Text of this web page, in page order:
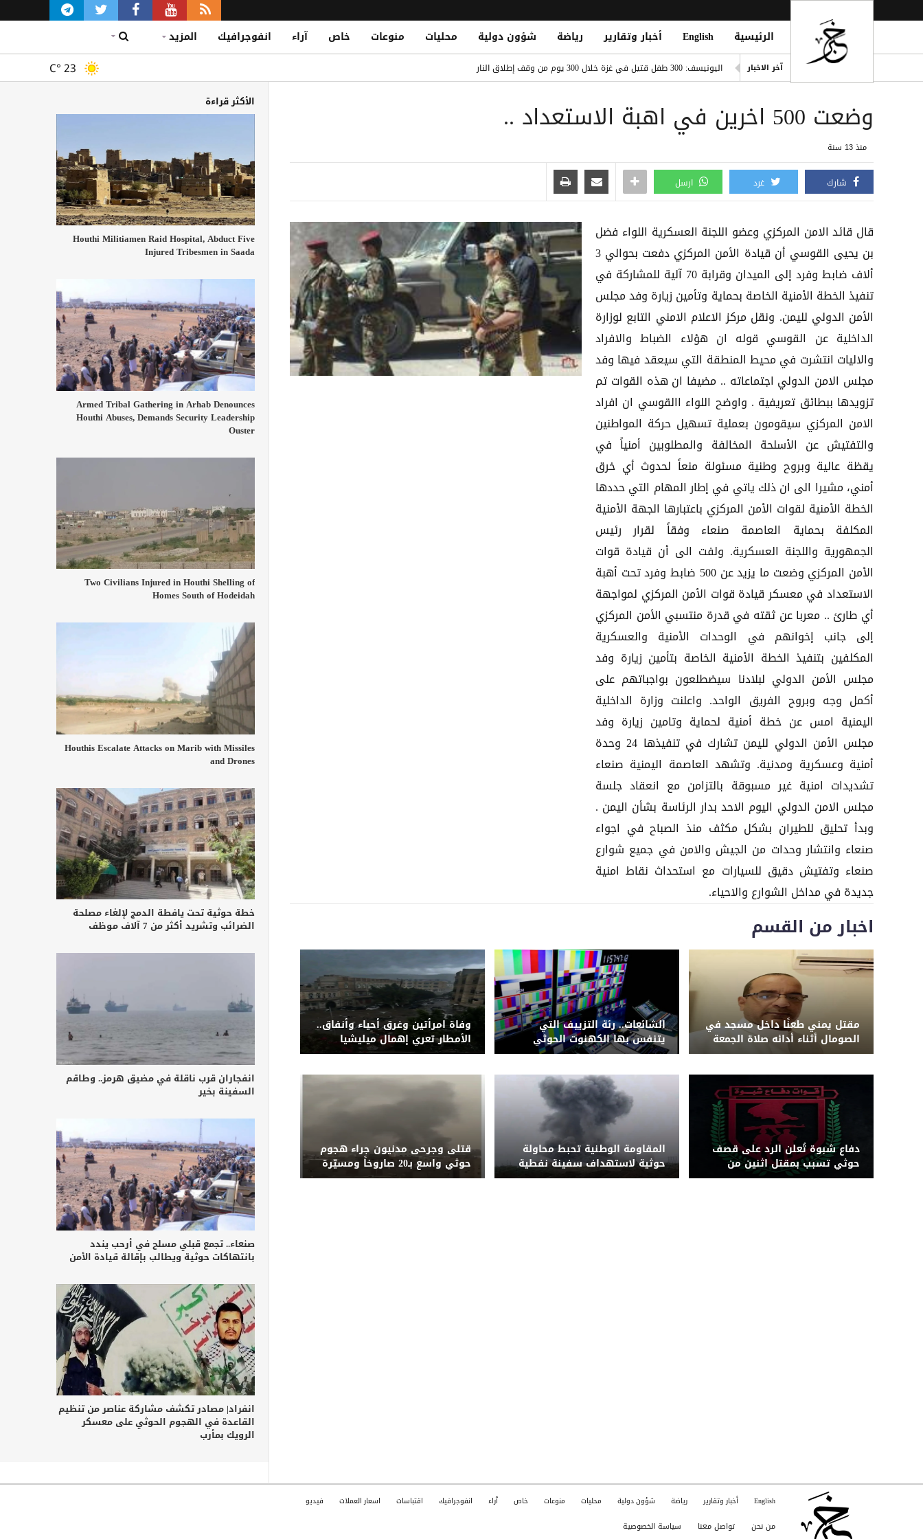
الرئيسية English أخبار وتقارير رياضة شؤون دولية محليات منوعات خاص آراء انفوجرافيك المزيد
آخر الاخبار
اليونيسف: 300 طفل قتيل في غزة خلال 300 يوم من وقف إطلاق النار
Yemeni National Fatally Stabbed in Somali Mosque During Friday Prayers
Cloudflare تطلق Kitesurf: متصفح خفيف للوكلاء الأذكياء
C° 23
وضعت 500 اخرين في اهبة الاستعداد ..
منذ 13 سنة
شارك غرد ارسل
قال قائد الامن المركزي وعضو اللجنة العسكرية اللواء فضل
بن يحيى القوسي أن قيادة الأمن المركزي دفعت بحوالي 3
ألاف ضابط وفرد إلى الميدان وقرابة 70 آلية للمشاركة في
تنفيذ الخطة الأمنية الخاصة بحماية وتأمين زيارة وفد مجلس
الأمن الدولي لليمن. ونقل مركز الاعلام الامني التابع لوزارة
الداخلية عن القوسي قوله ان هؤلاء الضباط والافراد
والاليات انتشرت في محيط المنطقة التي سيعقد فيها وفد
مجلس الامن الدولي اجتماعاته .. مضيفا ان هذه القوات تم
تزويدها ببطائق تعريفية . واوضح اللواء االقوسي ان افراد
الامن المركزي سيقومون بعملية تسهيل حركة المواطنين
والتفتيش عن الأسلحة المخالفة والمطلوبين أمنياً في
يقظة عالية وبروح وطنية مسئولة منعاً لحدوث أي خرق
أمني، مشيرا الى ان ذلك ياتي في إطار المهام التي حددها
الخطة الأمنية لقوات الأمن المركزي باعتبارها الجهة الأمنية
المكلفة بحماية العاصمة صنعاء وفقاً لقرار رئيس
الجمهورية واللجنة العسكرية. ولفت الى أن قيادة قوات
الأمن المركزي وضعت ما يزيد عن 500 ضابط وفرد تحت أهبة
الاستعداد في معسكر قيادة قوات الأمن المركزي لمواجهة
أي طارئ .. معربا عن ثقته في قدرة منتسبي الأمن المركزي
إلى جانب إخوانهم في الوحدات الأمنية والعسكرية
المكلفين بتنفيذ الخطة الأمنية الخاصة بتأمين زيارة وفد
مجلس الأمن الدولي لبلادنا سيضطلعون بواجباتهم على
أكمل وجه وبروح الفريق الواحد. واعلنت وزارة الداخلية
اليمنية امس عن خطة أمنية لحماية وتامين زيارة وفد
مجلس الأمن الدولي لليمن تشارك في تنفيذها 24 وحدة
أمنية وعسكرية ومدنية. وتشهد العاصمة اليمنية صنعاء
تشديدات امنية غير مسبوقة بالتزامن مع انعقاد جلسة
مجلس الامن الدولي اليوم الاحد بدار الرئاسة بشأن اليمن .
وبدأ تحليق للطيران بشكل مكثف منذ الصباح في اجواء
صنعاء وانتشار وحدات من الجيش والامن في جميع شوارع
صنعاء وتفتيش دقيق للسيارات مع استحداث نقاط امنية
جديدة في مداخل الشوارع والاحياء.
اخبار من القسم
مقتل يمني طعنًا داخل مسجد في
الصومال أثناء أدائه صلاة الجمعة
الشائعات.. رئة التزييف التي
يتنفس بها الكهنوت الحوثي
وفاة امرأتين وغرق أحياء وأنفاق..
الأمطار تعري إهمال ميليشيا
الحوثي لشبكة التصريف بصنعاء
دفاع شبوة تُعلن الرد على قصف
حوثي تسبب بمقتل اثنين من
قواتها بجبهة حريب
المقاومة الوطنية تحبط محاولة
حوثية لاستهداف سفينة نفطية
بزورق مفخخ قبالة المخا
قتلى وجرحى مدنيون جراء هجوم
حوثي واسع بـ20 صاروخاً ومسيّرة
على مأرب وشبوة
الأكثر قراءة
Houthi Militiamen Raid Hospital, Abduct Five
Injured Tribesmen in Saada
Armed Tribal Gathering in Arhab Denounces
Houthi Abuses, Demands Security Leadership
Ouster
Two Civilians Injured in Houthi Shelling of
Homes South of Hodeidah
Houthis Escalate Attacks on Marib with Missiles
and Drones
خطة حوثية تحت يافطة الدمج لإلغاء مصلحة
الضرائب وتشريد أكثر من 7 آلاف موظف
انفجاران قرب ناقلة في مضيق هرمز.. وطاقم
السفينة بخير
صنعاء.. تجمع قبلي مسلح في أرحب يندد
بانتهاكات حوثية ويطالب بإقالة قيادة الأمن
انفراد| مصادر تكشف مشاركة عناصر من تنظيم
القاعدة في الهجوم الحوثي على معسكر
الرويك بمأرب
English أخبار وتقارير رياضة شؤون دولية محليات منوعات خاص آراء انفوجرافيك اقتباسات اسعار العملات فيديو
من نحن تواصل معنا سياسة الخصوصية